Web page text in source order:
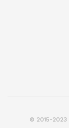
© 2015-2023